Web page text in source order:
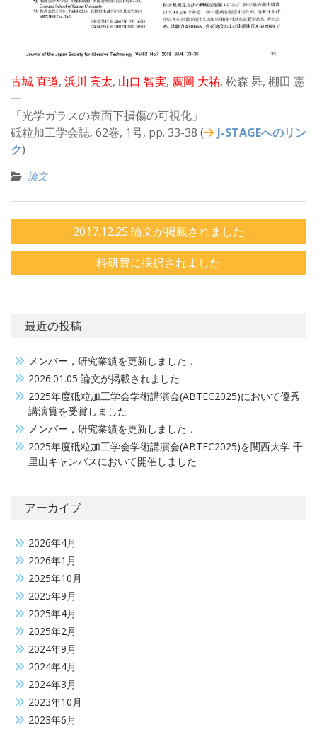
古城 直道, 浜川 亮太, 山口 智実, 廣岡 大祐, 松森 曻, 棚田 憲
一
「光学ガラスの表面下損傷の可視化」
砥粒加工学会誌, 62巻, 1号, pp. 33-38 (
J-STAGEへのリン
ク)
論文
投
稿
ョ
ン
2017.12.25 論文が掲載されました
科研費に採択されました
最近の投稿
メンバー，研究業績を更新しました．
2026.01.05 論文が掲載されました
2025年度砥粒加工学会学術講演会(ABTEC2025)において優秀
講演賞を受賞しました
メンバー，研究業績を更新しました．
2025年度砥粒加工学会学術講演会(ABTEC2025)を関西大学 千
里山キャンパスにおいて開催しました
アーカイブ
2026年4月
2026年1月
2025年10月
2025年9月
2025年4月
2025年2月
2024年9月
2024年4月
2024年3月
2023年10月
2023年6月